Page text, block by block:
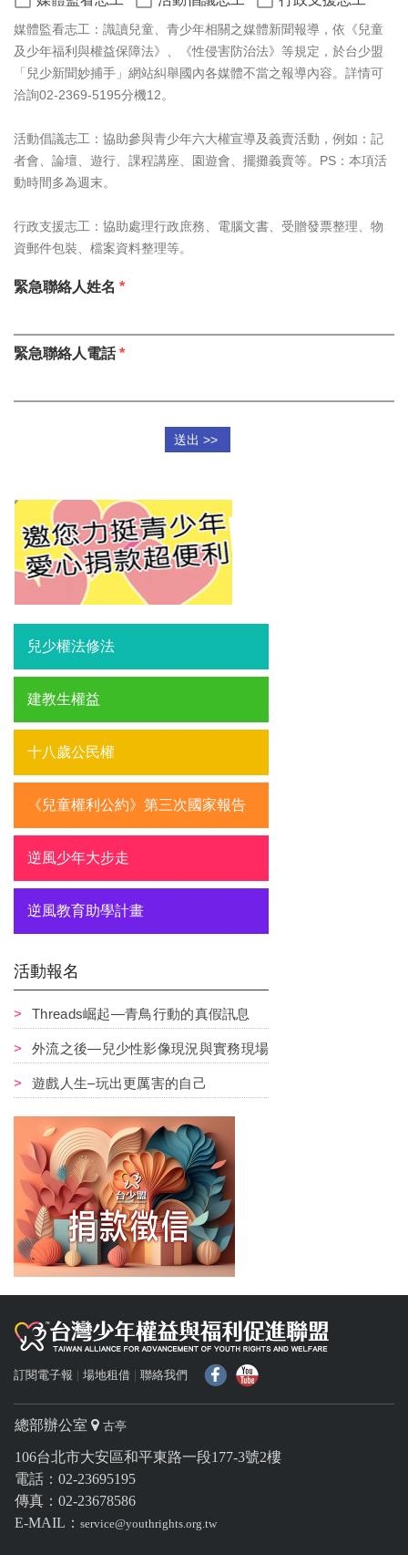
媒體監看志工：識讀兒童、青少年相關之媒體新聞報導，依《兒童
及少年福利與權益保障法》、《性侵害防治法》等規定，於台少盟
「兒少新聞妙捕手」網站糾舉國內各媒體不當之報導內容。詳情可
洽詢02-2369-5195分機12。
活動倡議志工：協助參與青少年六大權宣導及義賣活動，例如：記
者會、論壇、遊行、課程講座、園遊會、擺攤義賣等。PS：本項活
動時間多為週末。
行政支援志工：協助處理行政庶務、電腦文書、受贈發票整理、物
資郵件包裝、檔案資料整理等。
緊急聯絡人姓名 *
緊急聯絡人電話*
兒少權法修法
建教生權益
十八歲公民權
《兒童權利公約》第三次國家報告
逆風少年大步走
逆風教育助學計畫
活動報名
Threads崛起—青鳥行動的真假訊息
外流之後—兒少性影像現況與實務現場
遊戲人生–玩出更厲害的自己
訂閱電子報 場地租借 聯絡我們
總部辦公室 古亭
106台北市大安區和平東路一段177-3號2樓
電話：02-23695195
傳真：02-23678586
E-MAIL： service@youthrights.org.tw